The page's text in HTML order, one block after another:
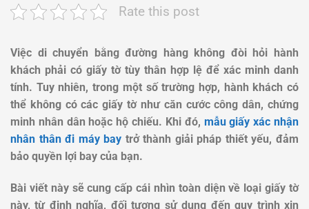
Rate this post
Việc di chuyển bằng đường hàng không đòi hỏi hành
khách phải có giấy tờ tùy thân hợp lệ để xác minh danh
tính. Tuy nhiên, trong một số trường hợp, hành khách có
thể không có các giấy tờ như căn cước công dân, chứng
minh nhân dân hoặc hộ chiếu. Khi đó, mẫu giấy xác nhận
nhân thân đi máy bay trở thành giải pháp thiết yếu, đảm
bảo quyền lợi bay của bạn.
Bài viết này sẽ cung cấp cái nhìn toàn diện về loại giấy tờ
này, từ định nghĩa, đối tượng sử dụng đến quy trình xin